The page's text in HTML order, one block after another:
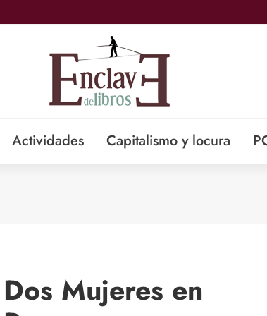
Actividades Capitalismo y locura
Dos Mujeres en